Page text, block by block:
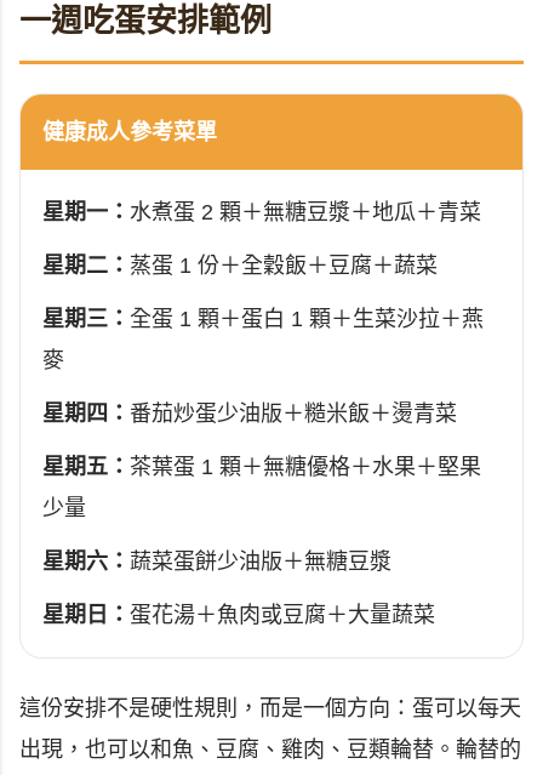
一週吃蛋安排範例
健康成人參考菜單
星期一： 水煮蛋 2 顆＋無糖豆漿＋地瓜＋青菜
星期二： 蒸蛋 1 份＋全穀飯＋豆腐＋蔬菜
星期三： 全蛋 1 顆＋蛋白 1 顆＋生菜沙拉＋燕
麥
星期四： 番茄炒蛋少油版＋糙米飯＋燙青菜
星期五： 茶葉蛋 1 顆＋無糖優格＋水果＋堅果
少量
星期六： 蔬菜蛋餅少油版＋無糖豆漿
星期日： 蛋花湯＋魚肉或豆腐＋大量蔬菜
這份安排不是硬性規則，而是一個方向：蛋可以每天
出現，也可以和魚、豆腐、雞肉、豆類輪替。輪替的